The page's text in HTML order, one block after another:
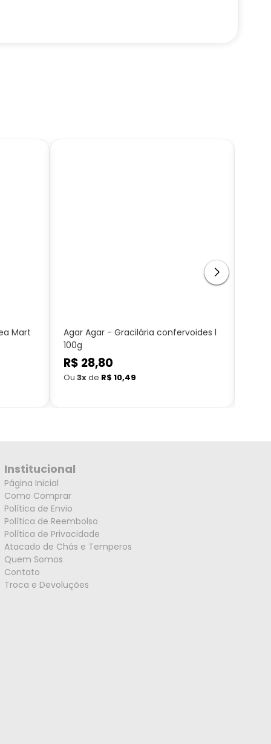
Mart
Agar Agar - Gracilária confervoides l
100g
Preço
normal
R$ 28,80
Ou 3xde R$ 10,49
Institucional
Página Inicial
Como Comprar
Política de Envio
Política de Reembolso
Política de Privacidade
Atacado de Chás e Temperos
Quem Somos
Contato
Troca e Devoluções